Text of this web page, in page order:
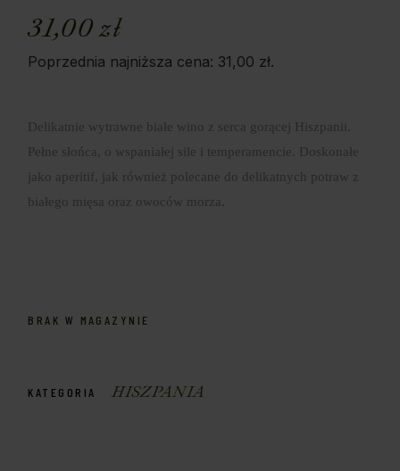
31,00zł
Poprzednia najniższa cena: 31,00 zł.
Delikatnie wytrawne białe wino z serca gorącej Hiszpanii.
Pełne słońca, o wspaniałej sile i temperamencie. Doskonałe
jako aperitif, jak również polecane do delikatnych potraw z
białego mięsa oraz owoców morza.
BRAK W MAGAZYNIE
KATEGORIA HISZPANIA